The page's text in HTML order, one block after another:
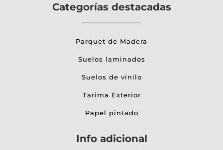
Categorías destacadas
Parquet de Madera
Suelos laminados
Suelos de vinilo
Tarima Exterior
Papel pintado
Info adicional